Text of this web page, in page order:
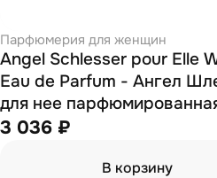
Парфюмерия для женщин
Angel Schlesser pour Elle Women
Eau de Parfum - Ангел
для нее
100 мл
3 036 ₽
В корзину